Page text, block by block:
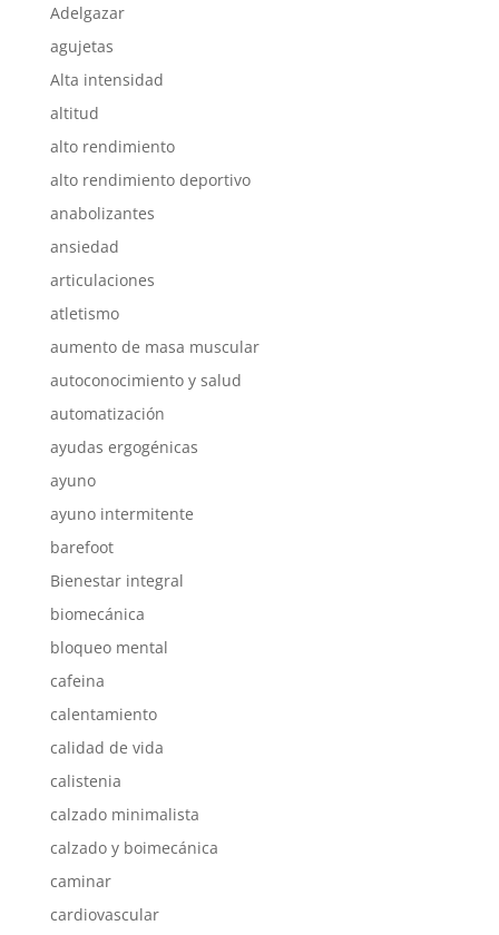
Adelgazar
agujetas
Alta intensidad
altitud
alto rendimiento
alto rendimiento deportivo
anabolizantes
ansiedad
articulaciones
atletismo
aumento de masa muscular
autoconocimiento y salud
automatización
ayudas ergogénicas
ayuno
ayuno intermitente
barefoot
Bienestar integral
biomecánica
bloqueo mental
cafeina
calentamiento
calidad de vida
calistenia
calzado minimalista
calzado y boimecánica
caminar
cardiovascular